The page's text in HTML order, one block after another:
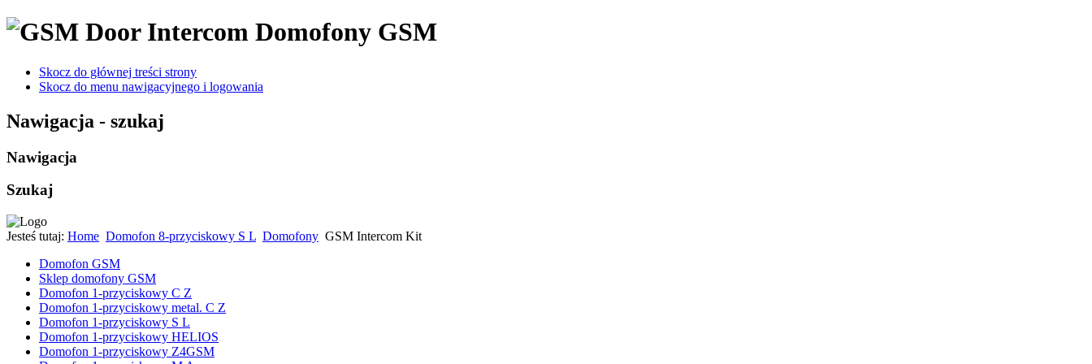
Domofony GSM
Skocz do głównej treści strony
Skocz do menu nawigacyjnego i logowania
Nawigacja - szukaj
Nawigacja
Szukaj
Jesteś tutaj: Home Domofon 8-przyciskowy S L Domofony GSM Intercom Kit
Domofon GSM
Sklep domofony GSM
Domofon 1-przyciskowy C Z
Domofon 1-przyciskowy metal. C Z
Domofon 1-przyciskowy S L
Domofon 1-przyciskowy HELIOS
Domofon 1-przyciskowy Z4GSM